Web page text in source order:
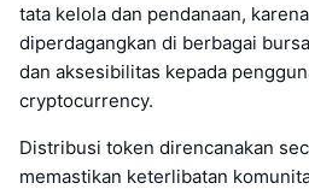
tata kelola dan pendanaan,
diperdagangkan di berbagai
dan aksesibilitas kepada
cryptocurrency.
Distribusi token direncanakan
memastikan keterlibatan